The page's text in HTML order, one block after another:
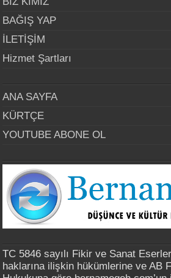
BAĞIŞ YAP
İLETİŞİM
Hizmet Şartları
ANA SAYFA
KÜRTÇE
YOUTUBE ABONE OL
TC 5846 sayılı Fikir ve Sanat
haklarına ilişkin hükümlerine ve AB